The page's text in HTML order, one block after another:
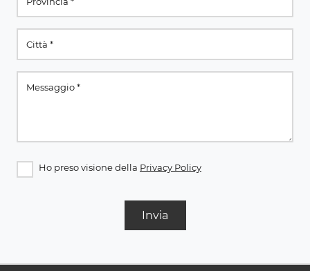
Ho preso visione della Privacy Policy
Invia